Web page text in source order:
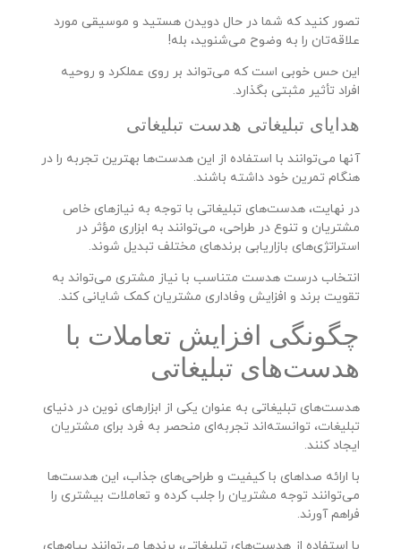
تصور کنید که شما در حال دویدن هستید و موسیقی مورد
علاقه‌تان را به وضوح می‌شنوید، بله!
این حس خوبی است که می‌تواند بر روی عملکرد و روحیه
افراد تأثیر مثبتی بگذارد.
هدایای تبلیغاتی هدست تبلیغاتی
آنها می‌توانند با استفاده از این هدست‌ها بهترین تجربه را در
هنگام تمرین خود داشته باشند.
در نهایت، هدست‌های تبلیغاتی با توجه به نیازهای خاص
مشتریان و تنوع در طراحی، می‌توانند به ابزاری مؤثر در
استراتژی‌های بازاریابی برندهای مختلف تبدیل شوند.
انتخاب درست هدست متناسب با نیاز مشتری می‌تواند به
تقویت برند و افزایش وفاداری مشتریان کمک شایانی کند.
چگونگی افزایش تعاملات با
هدست‌های تبلیغاتی
هدست‌های تبلیغاتی به عنوان یکی از ابزارهای نوین در دنیای
تبلیغات، توانسته‌اند تجربه‌ای منحصر به فرد برای مشتریان
ایجاد کنند.
با ارائه صداهای با کیفیت و طراحی‌های جذاب، این هدست‌ها
می‌توانند توجه مشتریان را جلب کرده و تعاملات بیشتری را
فراهم آورند.